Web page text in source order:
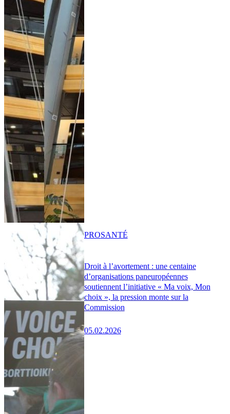
Droit à l’avortement : une centaine
d’organisations paneuropéennes
soutiennent l’initiative « Ma voix, Mon
choix », la pression monte sur la
Commission
05.02.2026
PROSANTÉ